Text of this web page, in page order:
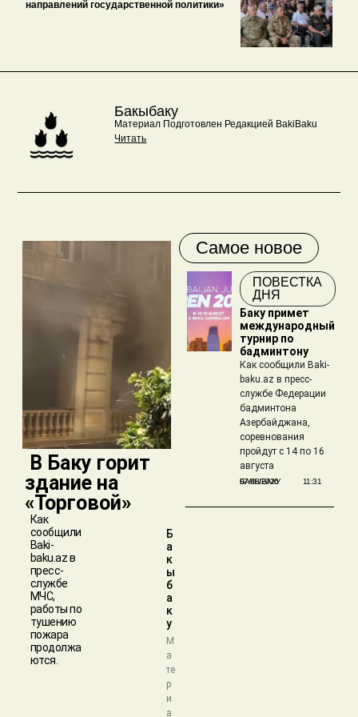
направлений государственной политики»
Бакыбаку
Материал Подготовлен Редакцией BakiBaku
Читать
​ В Баку горит
здание на
«Торговой»
Как
сообщили
Baki-
baku.az в
пресс-
службе
МЧС,
работы по
тушению
пожара
продолжа
ются.
Б
а
к
ы
б
а
к
у
М
а
те
р
и
а
Самое новое
ПОВЕСТКА
ДНЯ
Баку примет
международный
турнир по
бадминтону
Как сообщили Baki-
baku.az в пресс-
службе Федерации
бадминтона
Азербайджана,
соревнования
пройдут с 14 по 16
августа
БАКЫБАКУ
07/08/2026 11:31